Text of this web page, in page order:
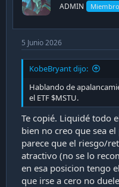
ADMIN
5 Junio 2026
KobeBryant dijo:
Hablando de
el ETF $MSTU.
Te copié. Liquidé todo
bien no creo que sea
parece que el riesgo/
atractivo (no se lo
en esa posicion tengo
que irse a cero no